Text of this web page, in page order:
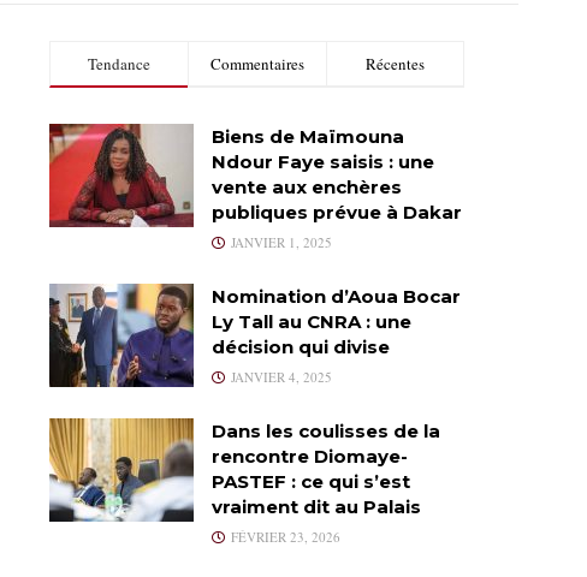
Tendance Commentaires Récentes
Biens de Maïmouna
Ndour Faye saisis : une
vente aux enchères
publiques prévue à Dakar
JANVIER 1, 2025
Nomination d’Aoua Bocar
Ly Tall au CNRA : une
décision qui divise
JANVIER 4, 2025
Dans les coulisses de la
rencontre Diomaye-
PASTEF : ce qui s’est
vraiment dit au Palais
FÉVRIER 23, 2026